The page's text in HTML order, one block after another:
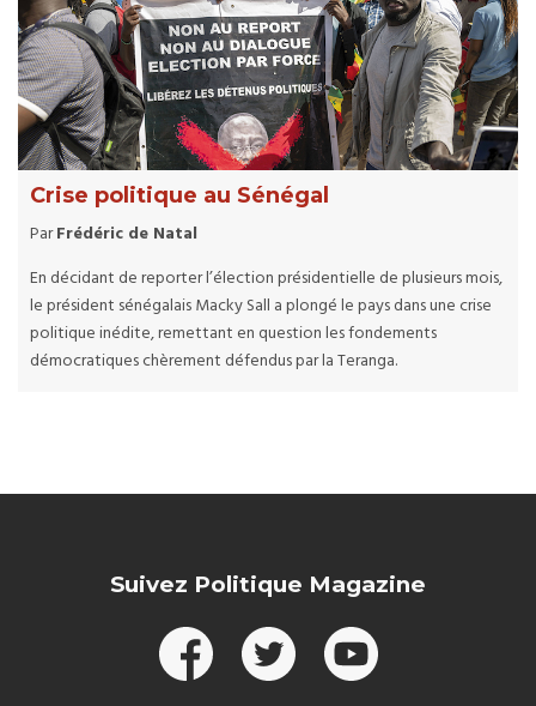
Crise politique au Sénégal
ParFrédéric de Natal
En décidant de reporter l’élection présidentielle de plusieurs mois,
le président sénégalais Macky Sall a plongé le pays dans une crise
politique inédite, remettant en question les fondements
démocratiques chèrement défendus par la Teranga.
Suivez Politique Magazine